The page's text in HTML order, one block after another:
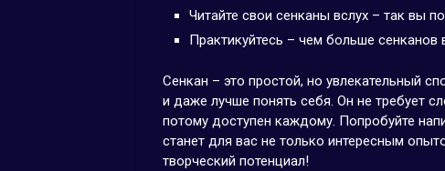
Читайте свои сенканы вслух – так вы
Практикуйтесь – чем больше сенканов
Сенкан – это простой, но увлекательный
и даже лучше понять себя. Он не требует
потому доступен каждому. Попробуйте
станет для вас не только интересным
творческий потенциал!